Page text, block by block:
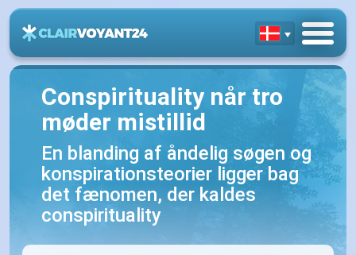
Conspirituality når tro
møder mistillid
En blanding af åndelig søgen og
konspirationsteorier ligger bag
det fænomen, der kaldes
conspirituality